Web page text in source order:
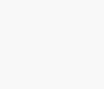
Hintergrund: Die